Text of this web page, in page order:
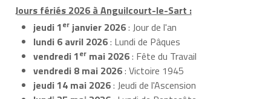
Jours fériés 2026 à Anguilcourt-le-Sart :
jeudi 1er janvier 2026: Jour de l'an
lundi 6 avril 2026: Lundi de Pâques
vendredi 1er mai 2026: Fête du Travail
vendredi 8 mai 2026: Victoire 1945
jeudi 14 mai 2026: Jeudi de l'Ascension